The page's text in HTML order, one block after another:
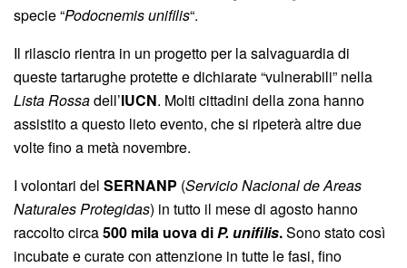
specie “Podocnemis unifilis“.
Il rilascio rientra in un progetto per la salvaguardia di
queste tartarughe protette e dichiarate “vulnerabili” nella
Lista Rossadell’IUCN. Molti cittadini della zona hanno
assistito a questo lieto evento, che si ripeterà altre due
volte fino a metà novembre.
I volontari del SERNANP (Servicio Nacional de Areas
Naturales Protegidas) in tutto il mese di agosto hanno
raccolto circa500 mila uova diP. unifilis.Sono stato così
incubate e curate con attenzione in tutte le fasi, fino